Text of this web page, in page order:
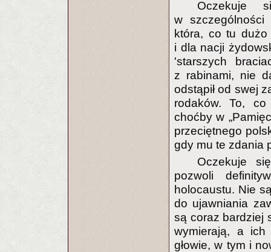
Oczekuje
w szczególności
która, co tu
i dla nacji
'starszych
z rabinami, nie
odstąpił od swej
rodaków. To,
choćby w
przeciętnego
gdy mu te zdania
Oczekuje
pozwoli
holocaustu. Nie
do ujawniania
są coraz bardziej
wymierają, a ich
głowie, w tym i